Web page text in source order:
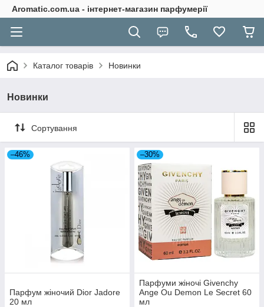
Aromatic.com.ua - інтернет-магазин парфумерії
Каталог товарів Новинки
Новинки
Сортування
–46%
Парфум жіночий Dior Jadore
20 мл
–30%
Парфуми жіночі Givenchy
Ange Ou Demon Le Secret 60
мл